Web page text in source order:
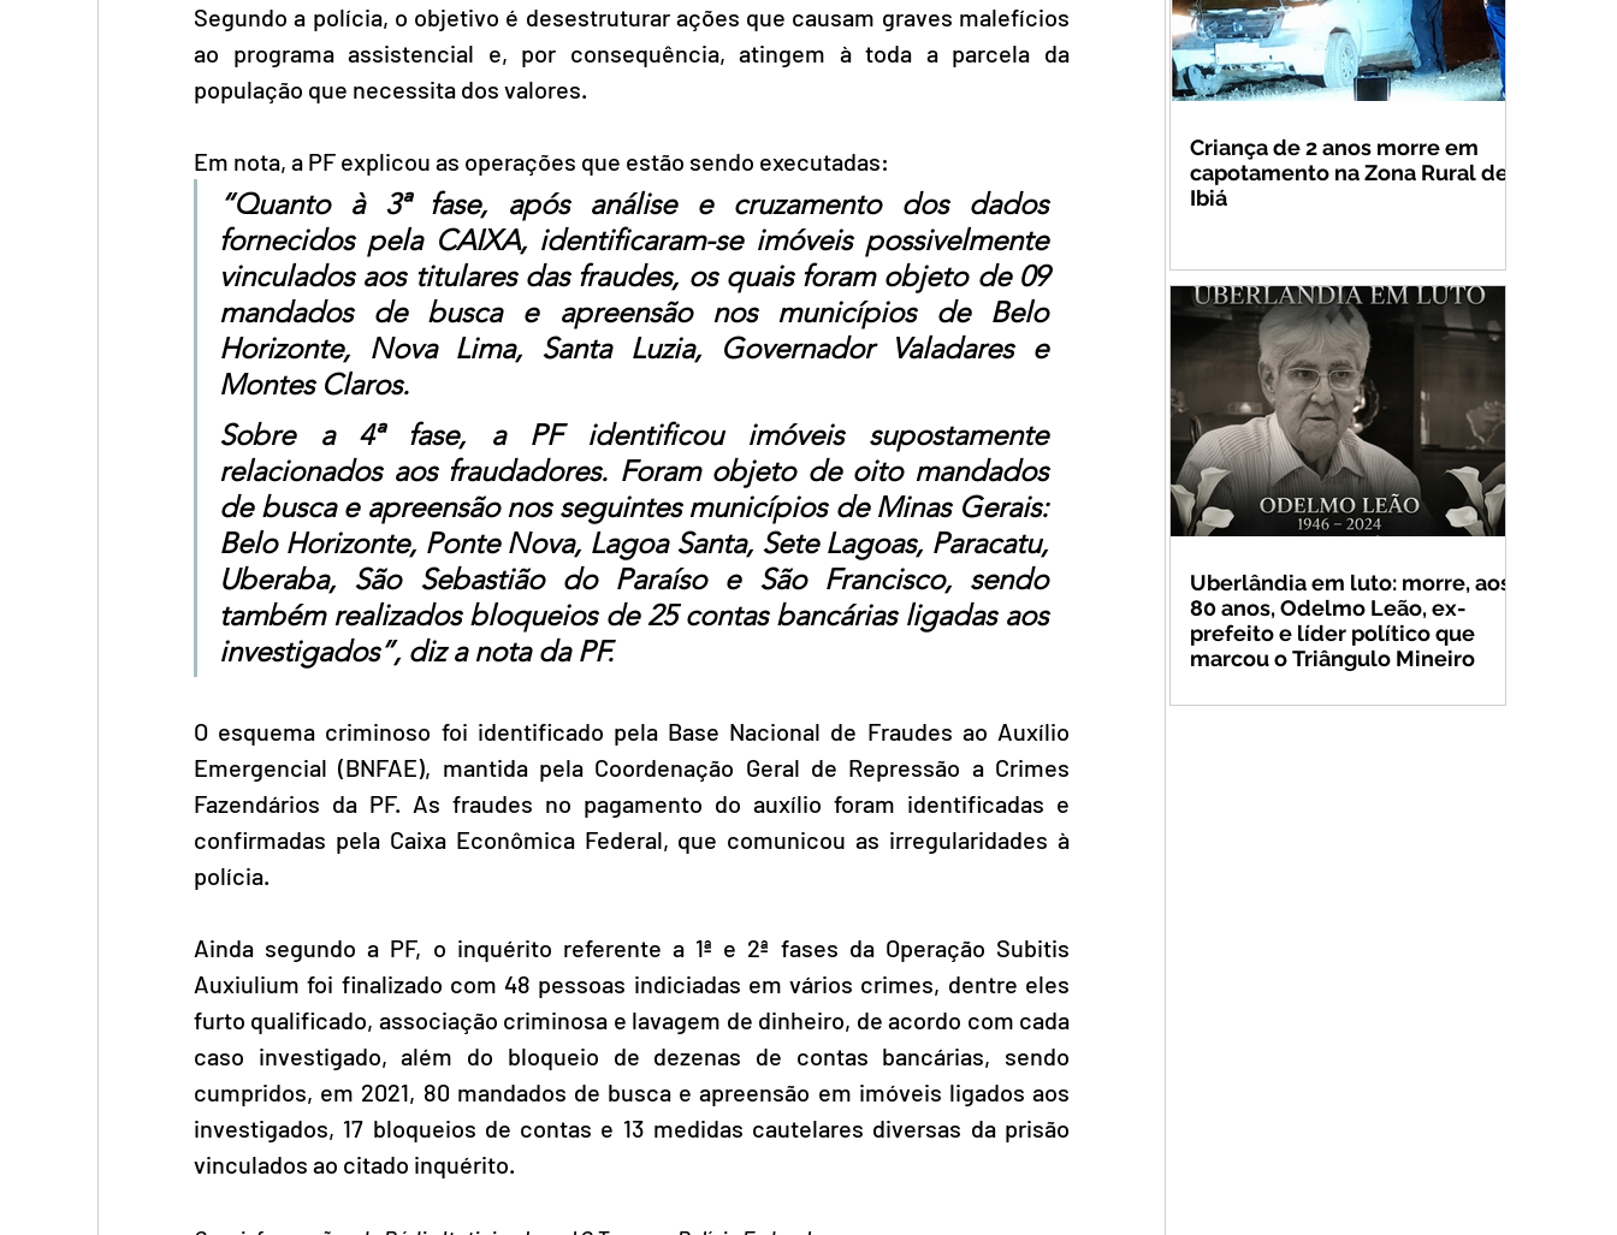
Segundo a polícia, o objetivo é desestruturar ações que causam graves malefícios
ao programa assistencial e, por consequência, atingem à toda a parcela da
população que necessita dos valores.
Em nota, a PF explicou as operações que estão sendo executadas:
“Quanto à 3ª fase, após análise e cruzamento dos dados
fornecidos pela CAIXA, identificaram-se imóveis possivelmente
vinculados aos titulares das fraudes, os quais foram objeto de 09
mandados de busca e apreensão nos municípios de Belo
Horizonte, Nova Lima, Santa Luzia, Governador Valadares e
Montes Claros.
Sobre a 4ª fase, a PF identificou imóveis supostamente
relacionados aos fraudadores. Foram objeto de oito mandados
de busca e apreensão nos seguintes municípios de Minas Gerais:
Belo Horizonte, Ponte Nova, Lagoa Santa, Sete Lagoas, Paracatu,
Uberaba, São Sebastião do Paraíso e São Francisco, sendo
também realizados bloqueios de 25 contas bancárias ligadas aos
investigados”, diz a nota da PF.
O esquema criminoso foi identificado pela Base Nacional de Fraudes ao Auxílio
Emergencial (BNFAE), mantida pela Coordenação Geral de Repressão a Crimes
Fazendários da PF. As fraudes no pagamento do auxílio foram identificadas e
confirmadas pela Caixa Econômica Federal, que comunicou as irregularidades à
polícia.
Ainda segundo a PF, o inquérito referente a 1ª e 2ª fases da Operação Subitis
Auxiulium foi finalizado com 48 pessoas indiciadas em vários crimes, dentre eles
furto qualificado, associação criminosa e lavagem de dinheiro, de acordo com cada
caso investigado, além do bloqueio de dezenas de contas bancárias, sendo
cumpridos, em 2021, 80 mandados de busca e apreensão em imóveis ligados aos
investigados, 17 bloqueios de contas e 13 medidas cautelares diversas da prisão
vinculados ao citado inquérito.
Criança de 2 anos morre em
capotamento na Zona Rural de
Ibiá
Uberlândia em luto: morre, aos
80 anos, Odelmo Leão, ex-
prefeito e líder político que
marcou o Triângulo Mineiro